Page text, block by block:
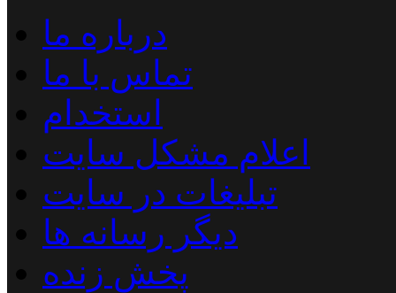
درباره ما
تماس با ما
استخدام
اعلام مشکل سایت
تبلیغات در سایت
دیگر رسانه ها
پخش زنده